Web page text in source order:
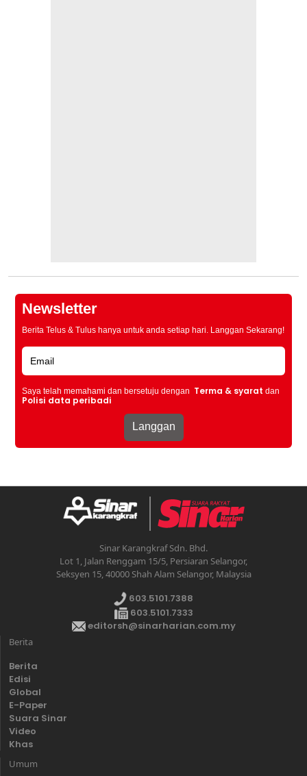
Newsletter
Berita Telus & Tulus hanya untuk anda setiap hari. Langgan Sekarang!
Saya telah memahami dan bersetuju dengan Terma & syarat dan
Polisi data peribadi
Sinar Karangkraf Sdn. Bhd.
Lot 1, Jalan Renggam 15/5, Persiaran Selangor,
Seksyen 15, 40000 Shah Alam Selangor, Malaysia
603.5101.7388
603.5101.7333
editorsh@sinarharian.com.my
Berita
Berita
Edisi
Global
E-Paper
Suara Sinar
Video
Khas
Umum